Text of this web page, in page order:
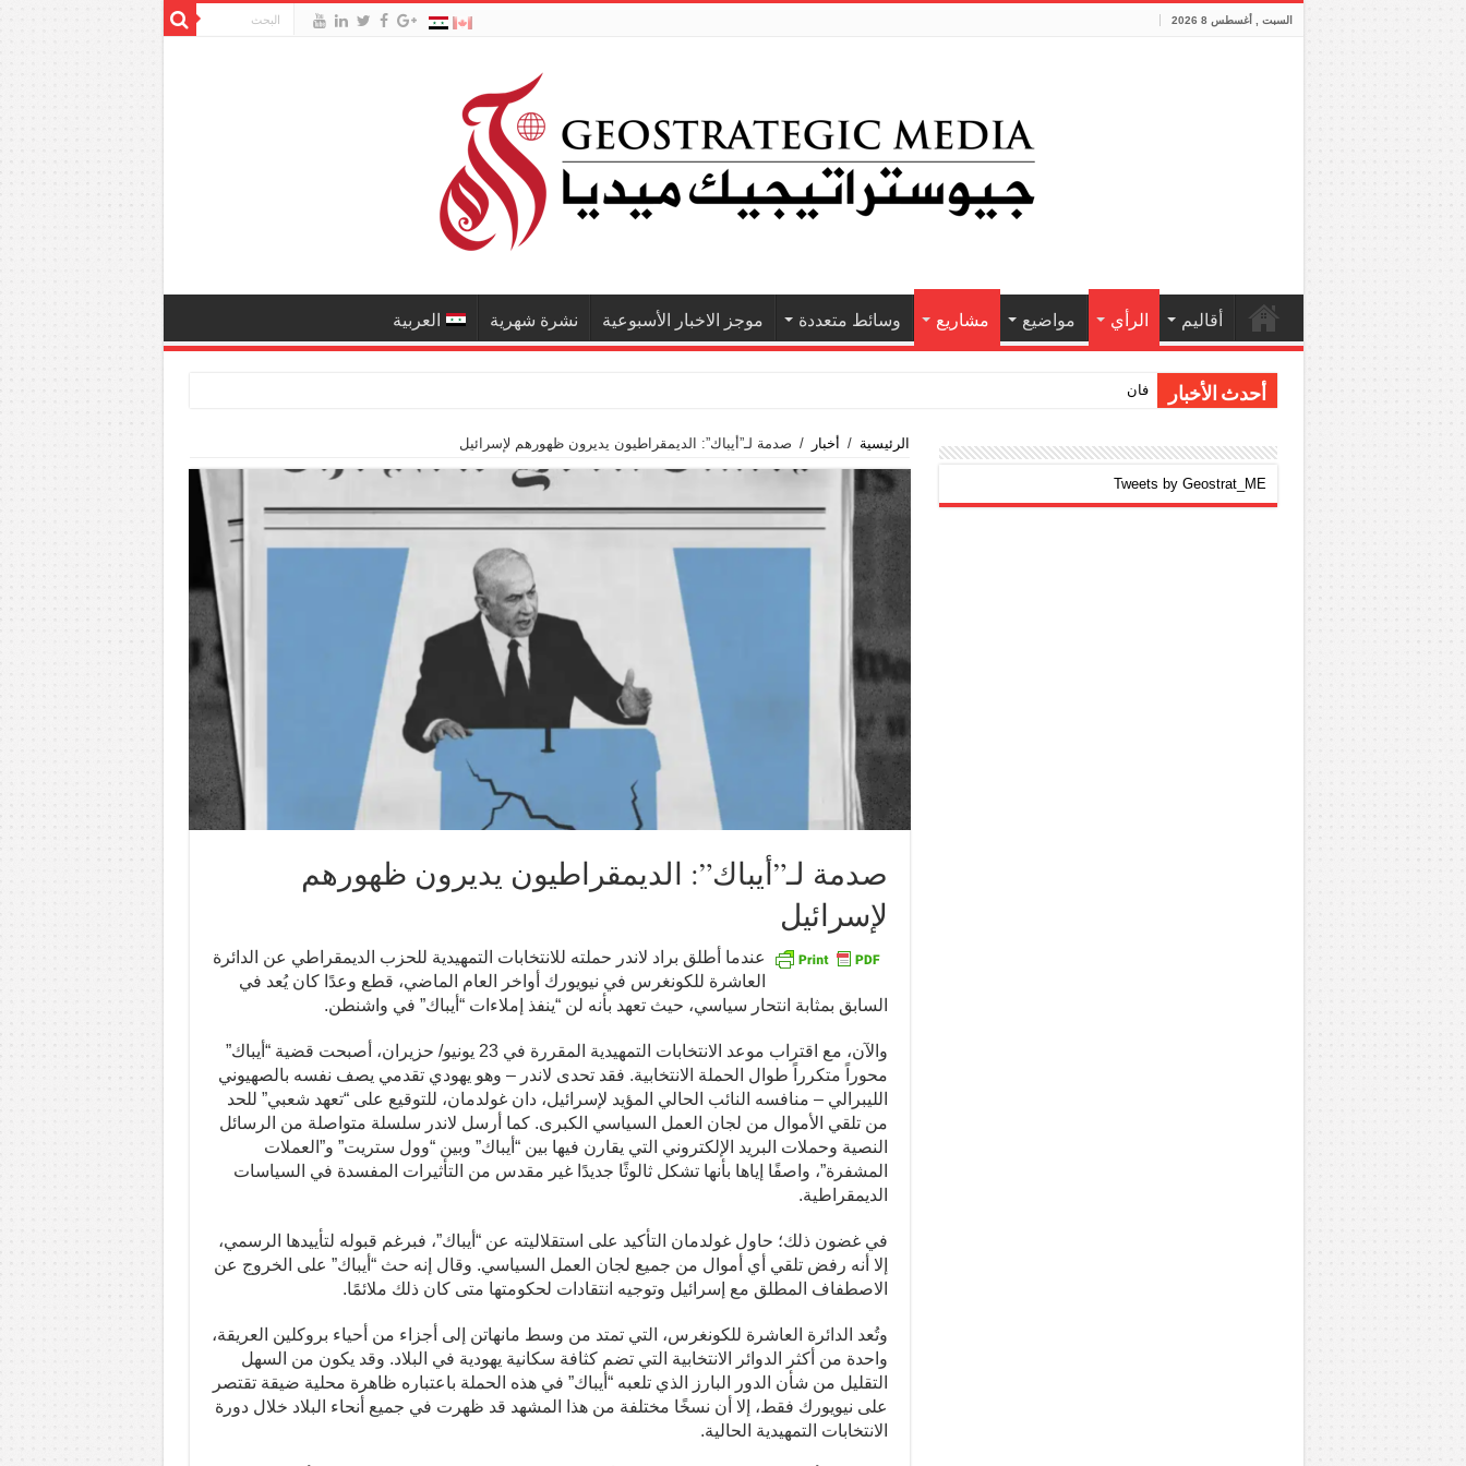
السبت , أغسطس 8 2026
أقاليم الرأي مواضيع مشاريع وسائط متعددة موجز الاخبار الأسبوعية نشرة شهرية العربية
أحدث الأخبار فانتازيا أردنية
الرئيسية / أخبار / صدمة لـ”أيباك”: الديمقراطيون يديرون ظهورهم لإسرائيل
صدمة لـ”أيباك”: الديمقراطيون يديرون ظهورهم
لإسرائيل
عندما أطلق براد لاندر حملته للانتخابات التمهيدية للحزب الديمقراطي عن الدائرة
العاشرة للكونغرس في نيويورك أواخر العام الماضي، قطع وعدًا كان يُعد في
السابق بمثابة انتحار سياسي، حيث تعهد بأنه لن “ينفذ إملاءات “أيباك” في واشنطن.
والآن، مع اقتراب موعد الانتخابات التمهيدية المقررة في 23 يونيو/ حزيران، أصبحت قضية “أيباك”
محوراً متكرراً طوال الحملة الانتخابية. فقد تحدى لاندر – وهو يهودي تقدمي يصف نفسه بالصهيوني
الليبرالي – منافسه النائب الحالي المؤيد لإسرائيل، دان غولدمان، للتوقيع على “تعهد شعبي” للحد
من تلقي الأموال من لجان العمل السياسي الكبرى. كما أرسل لاندر سلسلة متواصلة من الرسائل
النصية وحملات البريد الإلكتروني التي يقارن فيها بين “أيباك” وبين “وول ستريت” و”العملات
المشفرة”، واصفًا إياها بأنها تشكل ثالوثًا جديدًا غير مقدس من التأثيرات المفسدة في السياسات
الديمقراطية.
في غضون ذلك؛ حاول غولدمان التأكيد على استقلاليته عن “أيباك”، فبرغم قبوله لتأييدها الرسمي،
إلا أنه رفض تلقي أي أموال من جميع لجان العمل السياسي. وقال إنه حث “أيباك” على الخروج عن
الاصطفاف المطلق مع إسرائيل وتوجيه انتقادات لحكومتها متى كان ذلك ملائمًا.
وتُعد الدائرة العاشرة للكونغرس، التي تمتد من وسط مانهاتن إلى أجزاء من أحياء بروكلين العريقة،
واحدة من أكثر الدوائر الانتخابية التي تضم كثافة سكانية يهودية في البلاد. وقد يكون من السهل
التقليل من شأن الدور البارز الذي تلعبه “أيباك” في هذه الحملة باعتباره ظاهرة محلية ضيقة تقتصر
على نيويورك فقط، إلا أن نسخًا مختلفة من هذا المشهد قد ظهرت في جميع أنحاء البلاد خلال دورة
الانتخابات التمهيدية الحالية.
Tweets by Geostrat_ME